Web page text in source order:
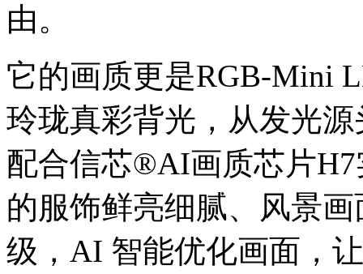
由。
它的画质更是RGB-Mini
玲珑真彩背光，从发光
配合信芯®AI画质芯片
的服饰鲜亮细腻、风景
级，AI 智能优化画面，